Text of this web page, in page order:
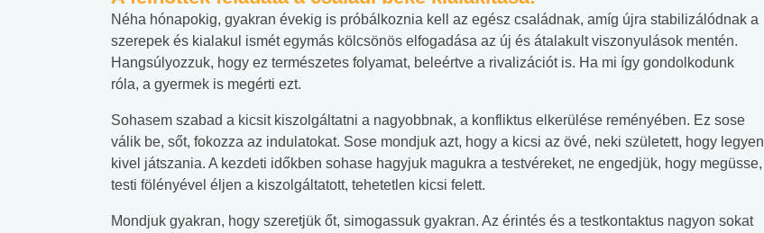
Néha hónapokig, gyakran évekig is próbálkoznia kell az egész családnak, amíg újra stabilizálódnak a
szerepek és kialakul ismét egymás kölcsönös elfogadása az új és átalakult viszonyulások mentén.
Hangsúlyozzuk, hogy ez természetes folyamat, beleértve a rivalizációt is. Ha mi így gondolkodunk
róla, a gyermek is megérti ezt.
Sohasem szabad a kicsit kiszolgáltatni a nagyobbnak, a konfliktus elkerülése reményében. Ez sose
válik be, sőt, fokozza az indulatokat. Sose mondjuk azt, hogy a kicsi az övé, neki született, hogy legyen
kivel játszania. A kezdeti időkben sohase hagyjuk magukra a testvéreket, ne engedjük, hogy megüsse,
testi fölényével éljen a kiszolgáltatott, tehetetlen kicsi felett.
Mondjuk gyakran, hogy szeretjük őt, simogassuk gyakran. Az érintés és a testkontaktus nagyon sokat